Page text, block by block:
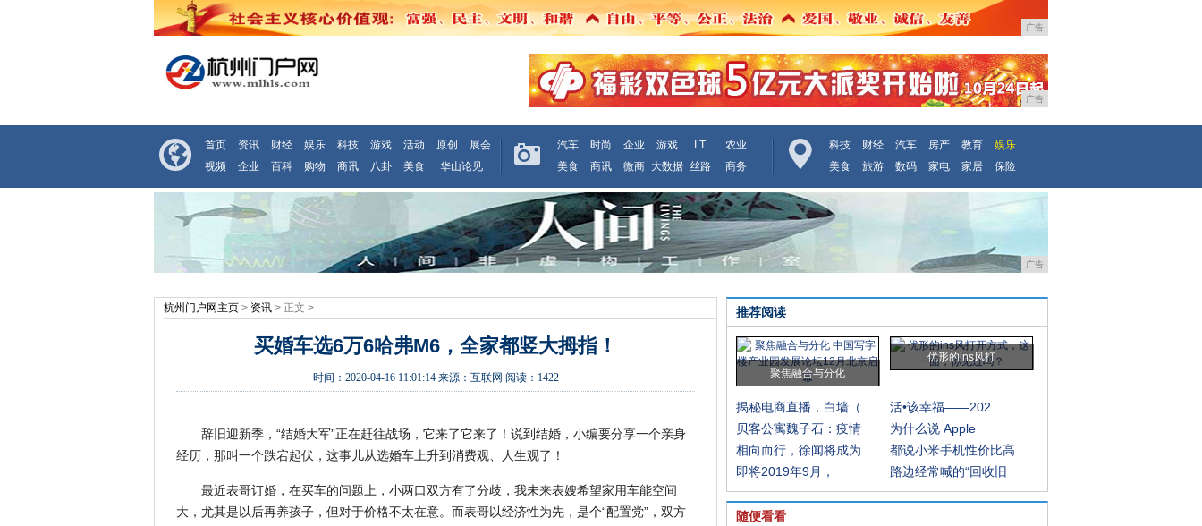
广告
广告
首页 资讯 财经 娱乐 科技 游戏 活动 原创
展会
视频
企业 百科 购物 商讯 八卦 美食 华山论见
汽车 时尚 企业 游戏 I T
农业
美食
商讯 微商 大数据 丝路 商务
科技 财经 汽车 房产 教育
娱乐
美食
旅游 数码 家电 家居 保险
广告
杭州门户网主页 > 资讯 > 正文 >
买婚车选6万6哈弗M6，全家都竖大拇指！
时间： 2020-04-16 11:01:14来源： 互联网 阅读：1422
辞旧迎新季，“结婚大军”正在赶往战场，它来了它来了！说到结婚，小编要分享一个亲身
经历，那叫一个跌宕起伏，这事儿从选婚车上升到消费观、人生观了！
最近表哥订婚，在买车的问题上，小两口双方有了分歧，我未来表嫂希望家用车能空间
大，尤其是以后再养孩子，但对于价格不太在意。而表哥以经济性为先，是个“配置党”，双方
推荐阅读
聚焦融合与分化
优形的ins风打
揭秘电商直播，白墙（
活•该幸福——202
贝客公寓魏子石：疫情
为什么说 Apple
相向而行，徐闻将成为
都说小米手机性价比高
即将2019年9月，
路边经常喊的“回收旧
随便看看